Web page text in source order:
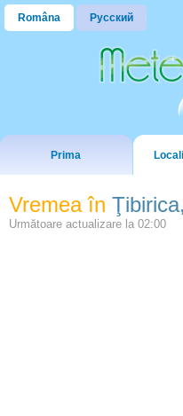
Româna Русский
Prima
Vremea în
Următoare actualizare la 02:00